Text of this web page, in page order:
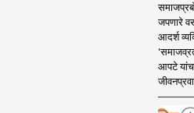
जपणारे
आदर्श
आपटे